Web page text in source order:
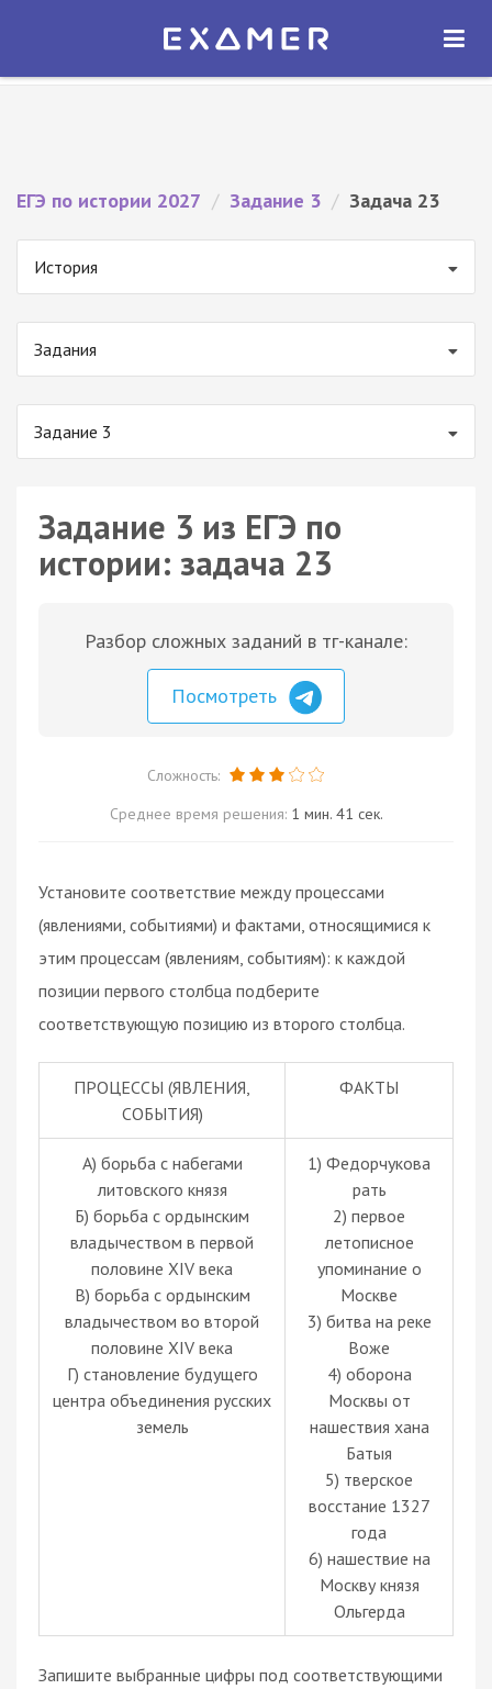
Экзамер — ЕГЭ 2027
ОТКРЫТЬ
ЕГЭ по истории 2027 / Задание 3 / Задача 23
История
Задания
Задание 3
Задание 3 из ЕГЭ по
истории: задача 23
Разбор сложных заданий в тг-канале:
Посмотреть
Сложность:
Среднее время решения: 1 мин. 41 сек.
Установите соответствие между процессами
(явлениями, событиями) и фактами, относящимися к
этим процессам (явлениям, событиям): к каждой
позиции первого столбца подберите
соответствующую позицию из второго столбца.
ПРОЦЕССЫ (ЯВЛЕНИЯ,
СОБЫТИЯ)
ФАКТЫ
А) борьба с набегами
литовского князя
Б) борьба с ордынским
владычеством в первой
половине XIV века
В) борьба с ордынским
владычеством во второй
половине XIV века
Г) становление будущего
центра объединения русских
земель
1) Федорчукова
рать
2) первое
летописное
упоминание о
Москве
3) битва на реке
Воже
4) оборона
Москвы от
нашествия хана
Батыя
5) тверское
восстание 1327
года
6) нашествие на
Москву князя
Ольгерда
Запишите выбранные цифры под соответствующими